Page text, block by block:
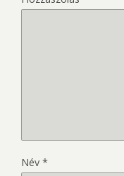
Név *